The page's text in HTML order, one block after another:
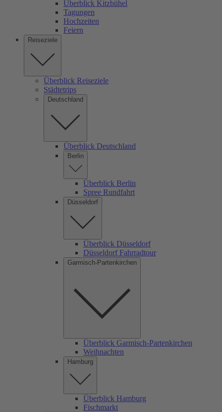
Überblick Kitzbühel
Tagungen
Hochzeiten
Feiern
Reiseziele
Überblick Reiseziele
Städtetrips
Deutschland
Überblick Deutschland
Berlin
Überblick Berlin
Spree Rundfahrt
Düsseldorf
Überblick Düsseldorf
Düsseldorf Fahrradtour
Garmisch-Partenkirchen
Überblick Garmisch-Partenkirchen
Weihnachten
Hamburg
Überblick Hamburg
Fischmarkt